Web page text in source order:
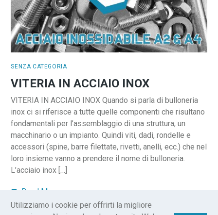
SENZA CATEGORIA
VITERIA IN ACCIAIO INOX
VITERIA IN ACCIAIO INOX Quando si parla di bulloneria
inox ci si riferisce a tutte quelle componenti che risultano
fondamentali per l’assemblaggio di una struttura, un
macchinario o un impianto. Quindi viti, dadi, rondelle e
accessori (spine, barre filettate, rivetti, anelli, ecc.) che nel
loro insieme vanno a prendere il nome di bulloneria.
L’acciaio inox […]
Read More
Utilizziamo i cookie per offrirti la migliore